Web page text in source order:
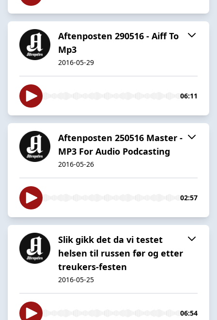
Aftenposten 290516 - Aiff To
Mp3
2016-05-29
06:11
Aftenposten 250516 Master -
MP3 For Audio Podcasting
2016-05-26
02:57
Slik gikk det da vi testet
helsen til russen før og etter
treukers-festen
2016-05-25
06:54